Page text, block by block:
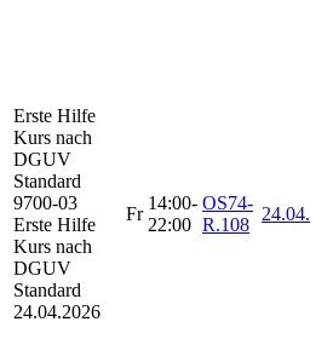
Erste Hilfe
Kurs nach
DGUV
Standard
9700-03
Erste Hilfe
Kurs nach
DGUV
Standard
24.04.2026
Fr
14:00-
22:00
OS74-
R.108
24.04.